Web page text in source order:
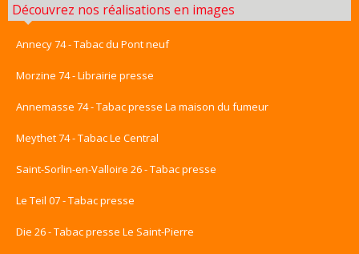
Découvrez nos réalisations en images
Annecy 74 - Tabac du Pont neuf
Morzine 74 - Librairie presse
Annemasse 74 - Tabac presse La maison du fumeur
Meythet 74 - Tabac Le Central
Saint-Sorlin-en-Valloire 26 - Tabac presse
Le Teil 07 - Tabac presse
Die 26 - Tabac presse Le Saint-Pierre